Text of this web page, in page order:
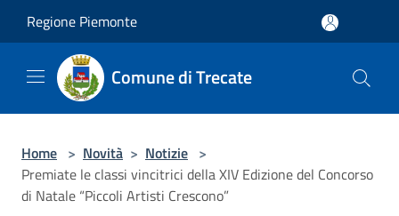
Regione Piemonte
Comune di Trecate
Home > Novità > Notizie >
Premiate le classi vincitrici della XIV Edizione del Concorso
di Natale “Piccoli Artisti Crescono”